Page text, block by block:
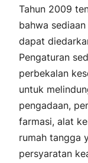
Tahun 2009
bahwa
dapat
Pengaturan
perbekalan
untuk
pengadaan,
farmasi, alat
rumah tangga
persyaratan